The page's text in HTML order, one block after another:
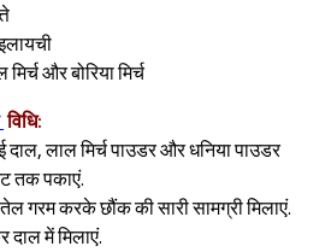
और बोरिया मिर्च
विधि:
दाल, लाल मिर्च पाउडर और धनिया पाउडर
तक पकाएं.
गरम करके छौंक की सारी सामग्री मिलाएं.
में मिलाएं.